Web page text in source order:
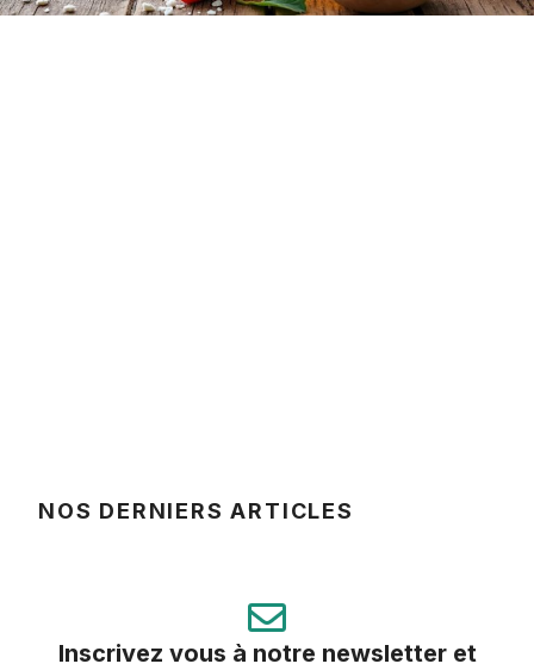
NOS DERNIERS ARTICLES
Inscrivez vous à notre newsletter et